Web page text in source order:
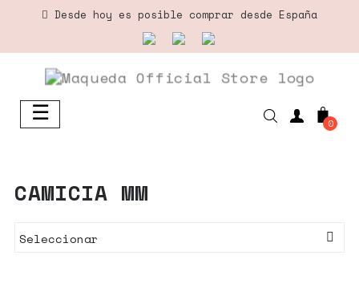
Desde hoy es posible comprar desde España
Navegación
de
☰ 0
CAMICIA MM
Seleccionar 